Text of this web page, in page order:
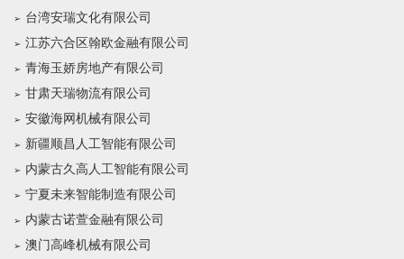
台湾安瑞文化有限公司
江苏六合区翰欧金融有限公司
青海玉娇房地产有限公司
甘肃天瑞物流有限公司
安徽海网机械有限公司
新疆顺昌人工智能有限公司
内蒙古久高人工智能有限公司
宁夏未来智能制造有限公司
内蒙古诺萱金融有限公司
澳门高峰机械有限公司